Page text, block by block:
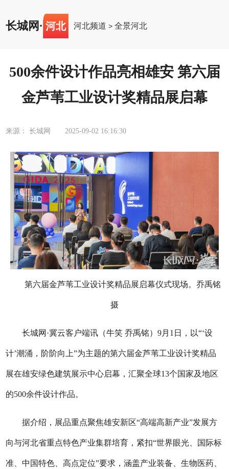
长城网 · 河北 河北频道 >全景河北
500余件设计作品亮相雄安 第六届
金芦苇工业设计奖精品展启幕
来源： 长城网 2025-09-02 16:16:30
第六届金芦苇工业设计奖精品展启幕仪式现场。乔禹铭
摄
长城网·冀云客户端讯（牛笑 乔禹铭）9月1日，以“‘设
计’潮涌，阶阶向上”为主题的第六届金芦苇工业设计奖精品
展在雄安绿色建筑展示中心启幕，汇聚全球13个国家及地区
的500余件设计作品。
据介绍，展品重点聚焦雄安新区“高端高新产业”发展方
向与河北省重点特色产业集群培育，紧扣“世界眼光、国际标
准、中国特色、高点定位”要求，涵盖产业装备、生物医药、